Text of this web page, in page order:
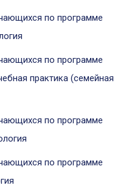
по программе
по программе
практика (семейная
по программе
по программе